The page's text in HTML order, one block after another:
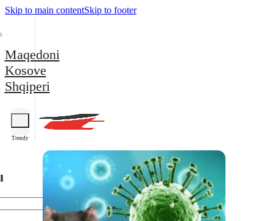
Skip to main contentSkip to footer
Maqedoni
Kosove
Shqiperi
Trendy